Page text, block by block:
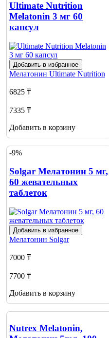
Ultimate Nutrition
Melatonin 3 мг 60
капсул
Добавить в избранное
Мелатонин Ultimate Nutrition
6825 ₸
7335 ₸
Добавить в корзину
-9%
Solgar Мелатонин 5 мг,
60 жевательных
таблеток
Добавить в избранное
Мелатонин Solgar
7000 ₸
7700 ₸
Добавить в корзину
Nutrex Melatonin,